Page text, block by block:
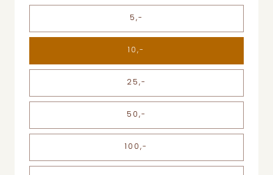
5,-
10,-
25,-
50,-
100,-